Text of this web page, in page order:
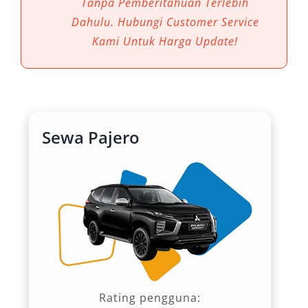
sehari-hari, tetapi juga memberikan prestise
bagi penggunanya.
1. Kenyamanan Maksimal untuk
Dengan kabin luas, kursi ergonomis, serta fitur
hiburan modern, rental mobil Pajero
menjadikan perjalanan jauh di Ponorogo tetap
nyaman. Baik untuk keluarga besar maupun
perjalanan bisnis, interior Pajero dirancang
agar penumpang tidak cepat lelah meski
menempuh rute panjang.
2. Tenaga Mesin Andal di Berbagai
Dahulu. Hubungi Customer Service
Kami Untuk Harga Update!
Sewa Pajero
Rating pengguna: